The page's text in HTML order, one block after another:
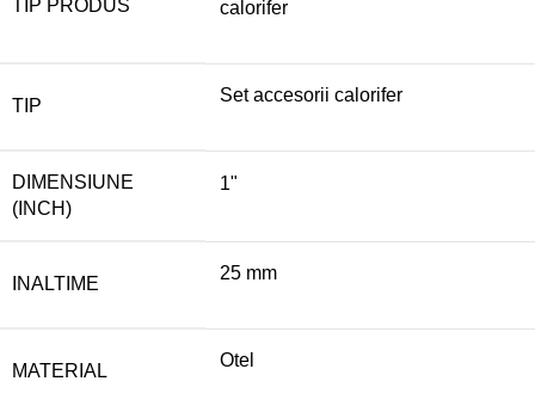
TIP PRODUS
calorifer
TIP
Set accesorii calorifer
DIMENSIUNE
(INCH)
1"
INALTIME
25 mm
MATERIAL
Otel